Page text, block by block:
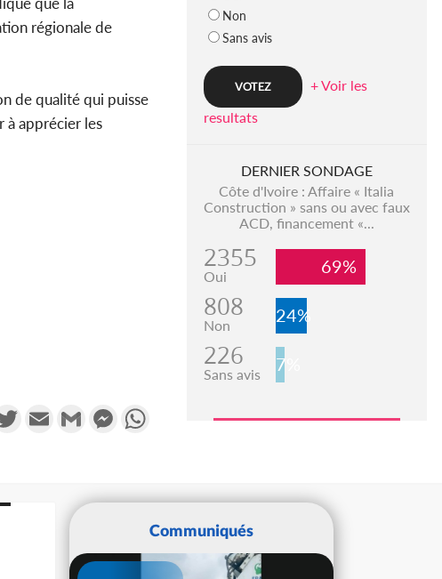
régionale de
de qualité qui puisse
à apprécier les
TwitterEmail Gmail Messenger
Non
Sans avis
+ Voir les
resultats
DERNIER SONDAGE
Côte d'Ivoire : Affaire « Italia
Construction » sans ou avec faux
ACD, financement «...
2355
Oui 69%
808
Non 24%
226
Sans avis 7%
Communiqués